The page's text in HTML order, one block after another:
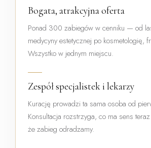
Bogata, atrakcyjna oferta
Ponad 300 zabiegów w cenniku — od
medycyny estetycznej po kosmetologię,
Wszystko w jednym miejscu.
Zespół specjalistek i lekarzy
Kurację prowadzi ta sama osoba od
Konsultacja rozstrzyga, co ma sens
że zabieg odradzamy.